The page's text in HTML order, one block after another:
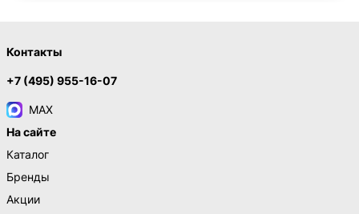
Контакты
+7 (495) 955-16-07
MAX
На сайте
Каталог
Бренды
Акции